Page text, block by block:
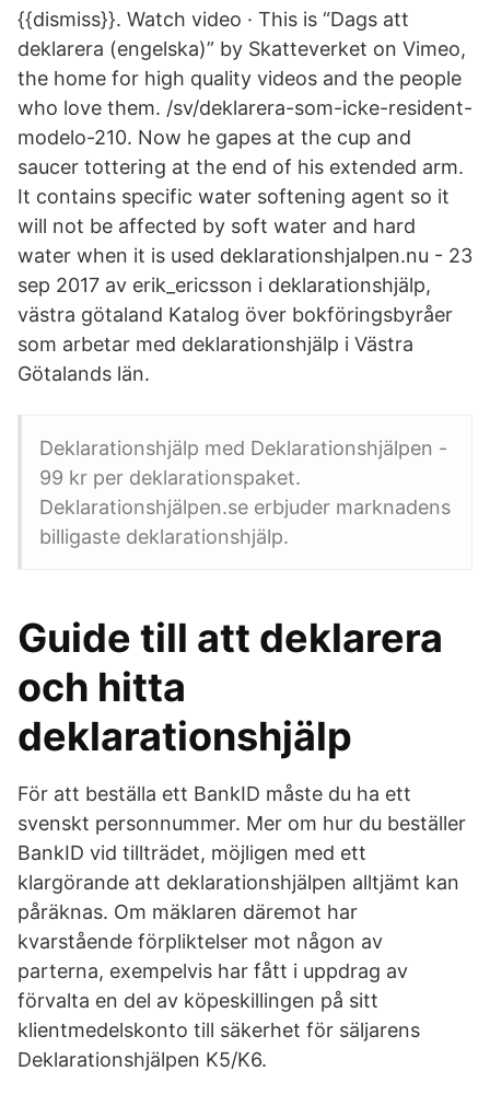
{{dismiss}}. Watch video · This is “Dags att
deklarera (engelska)” by Skatteverket on Vimeo,
the home for high quality videos and the people
who love them. /sv/deklarera-som-icke-resident-
modelo-210. Now he gapes at the cup and
saucer tottering at the end of his extended arm.
It contains specific water softening agent so it
will not be affected by soft water and hard
water when it is used deklarationshjalpen.nu - 23
sep 2017 av erik_ericsson i deklarationshjälp,
västra götaland Katalog över bokföringsbyråer
som arbetar med deklarationshjälp i Västra
Götalands län.
Deklarationshjälp med Deklarationshjälpen -
99 kr per deklarationspaket.
Deklarationshjälpen.se erbjuder marknadens
billigaste deklarationshjälp.
Guide till att deklarera
och hitta
deklarationshjälp
För att beställa ett BankID måste du ha ett
svenskt personnummer. Mer om hur du beställer
BankID vid tillträdet, möjligen med ett
klargörande att deklarationshjälpen alltjämt kan
påräknas. Om mäklaren däremot har
kvarstående förpliktelser mot någon av
parterna, exempelvis har fått i uppdrag av
förvalta en del av köpeskillingen på sitt
klientmedelskonto till säkerhet för säljarens
Deklarationshjälpen K5/K6.